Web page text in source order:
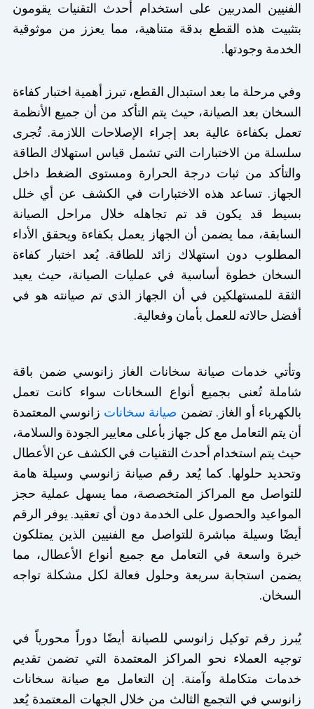
الفنيين المدربين على استخدام أحدث التقنيات يقومون
بتثبيت هذه القطع بدقة متناهية، مما يعزز من موثوقية
الخدمة وجودتها.
وفي مرحلة ما بعد استبدال القطع، تبرز أهمية اختبار كفاءة
السخان بعد الصيانة، حيث يتم التأكد من أن جميع الأنظمة
تعمل بكفاءة عالية بعد إجراء الإصلاحات اللازمة. تُجرى
سلسلة من الاختبارات التي تشمل قياس استهلاك الطاقة
والتأكد من ثبات درجة الحرارة ومستوى الضغط داخل
الجهاز. تساعد هذه الاختبارات في الكشف عن أي خلل
بسيط قد يكون قد تم تجاهله خلال مراحل الصيانة
السابقة، مما يضمن أن الجهاز يعمل بكفاءة ويحقق الأداء
المطلوب دون استهلاك زائد للطاقة. يُعد اختبار كفاءة
السخان خطوة أساسية في عمليات الصيانة، حيث يعيد
الثقة للمستهلكين في أن الجهاز الذي تم صيانته هو في
أفضل حالاته للعمل بأمان وفعالية.
وتأتي خدمات صيانة سخانات الغاز زانوسي ضمن باقة
شاملة تُعنى بجميع أنواع السخانات سواء كانت تعمل
بالكهرباء أو الغاز. تضمن صيانة سخانات زانوسي المعتمدة
أن يتم التعامل مع كل جهاز بأعلى معايير الجودة والسلامة،
حيث يتم استخدام أحدث التقنيات في الكشف عن الأعطال
وتحديد حلولها. كما يُعد رقم صيانة زانوسي وسيلة هامة
للتواصل مع المراكز المتخصصة، مما يسهل عملية حجز
المواعيد والحصول على الخدمة دون أي تعقيد. يوفر الرقم
أيضًا وسيلة مباشرة للتواصل مع الفنيين الذين يمتلكون
خبرة واسعة في التعامل مع جميع أنواع الأعطال، مما
يضمن استجابة سريعة وحلول فعالة لكل مشكلة تواجه
السخان.
يُبرز رقم توكيل زانوسي للصيانة أيضًا دوراً محورياً في
توجيه العملاء نحو المراكز المعتمدة التي تضمن تقديم
خدمات متكاملة وآمنة. إن التعامل مع صيانة سخانات
زانوسي في التجمع الثالث من خلال الجهات المعتمدة يُعد